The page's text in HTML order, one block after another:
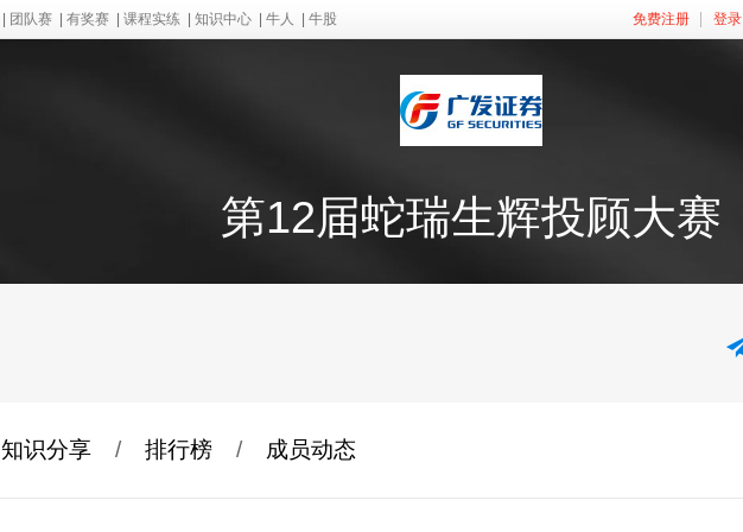
团队赛 有奖赛 课程实练 知识中心 牛人 牛股 免费注册 登录
第12届蛇瑞生辉投顾大赛
知识分享 / 排行榜 / 成员动态